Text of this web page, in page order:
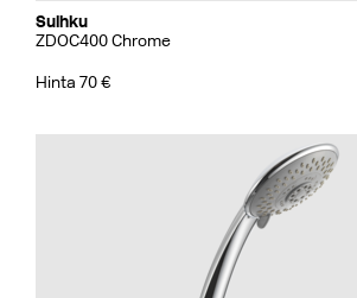
Suihku
ZDOC400 Chrome
Hinta 70 €